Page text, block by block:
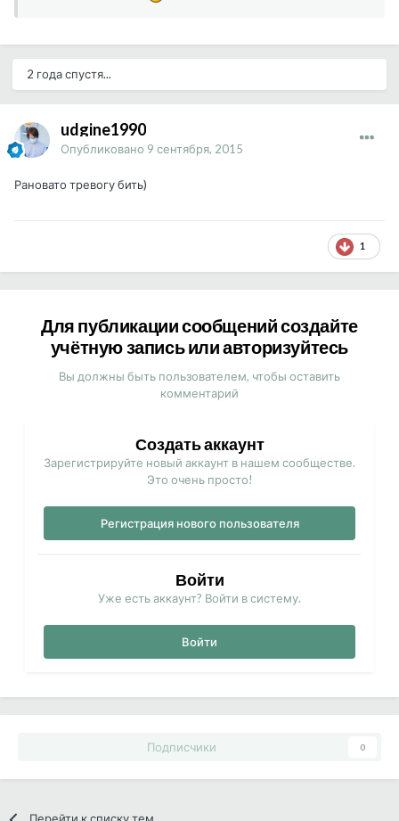
2 года спустя...
udgine1990
Опубликовано 9 сентября, 2015
Рановато тревогу бить)
1
Для публикации сообщений создайте
учётную запись или авторизуйтесь
Вы должны быть пользователем, чтобы оставить
комментарий
Создать аккаунт
Зарегистрируйте новый аккаунт в нашем сообществе.
Это очень просто!
Регистрация нового пользователя
Войти
Уже есть аккаунт? Войти в систему.
Войти
Подписчики 0